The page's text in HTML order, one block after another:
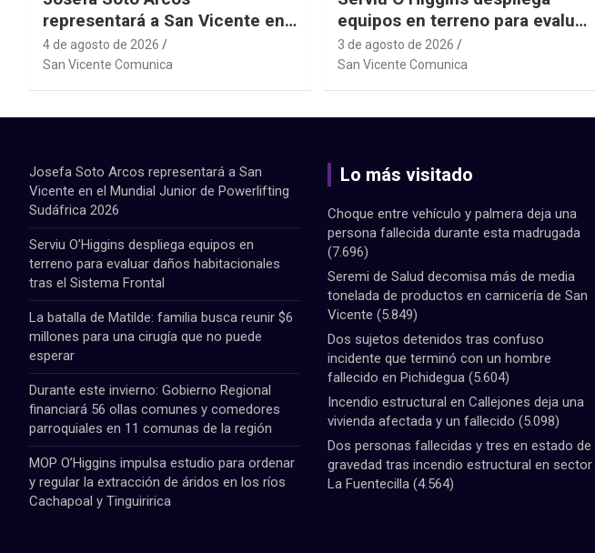
representará a San Vicente en
el Mundial Junior de
Powerlifting Sudáfrica 2026
4 de agosto de 2026
San Vicente Comunica
equipos en terreno para evaluar
daños habitacionales tras el
Sistema Frontal
3 de agosto de 2026
San Vicente Comunica
Josefa Soto Arcos representará a San
Vicente en el Mundial Junior de Powerlifting
Sudáfrica 2026
Serviu O’Higgins despliega equipos en
terreno para evaluar daños habitacionales
tras el Sistema Frontal
La batalla de Matilde: familia busca reunir $6
millones para una cirugía que no puede
esperar
Durante este invierno: Gobierno Regional
financiará 56 ollas comunes y comedores
parroquiales en 11 comunas de la región
MOP O’Higgins impulsa estudio para ordenar
y regular la extracción de áridos en los ríos
Cachapoal y Tinguiririca
Lo más visitado
Choque entre vehículo y palmera deja una
persona fallecida durante esta madrugada
(7.696)
Seremi de Salud decomisa más de media
tonelada de productos en carnicería de San
Vicente (5.849)
Dos sujetos detenidos tras confuso
incidente que terminó con un hombre
fallecido en Pichidegua (5.604)
Incendio estructural en Callejones deja una
vivienda afectada y un fallecido (5.098)
Dos personas fallecidas y tres en estado de
gravedad tras incendio estructural en sector
La Fuentecilla (4.564)